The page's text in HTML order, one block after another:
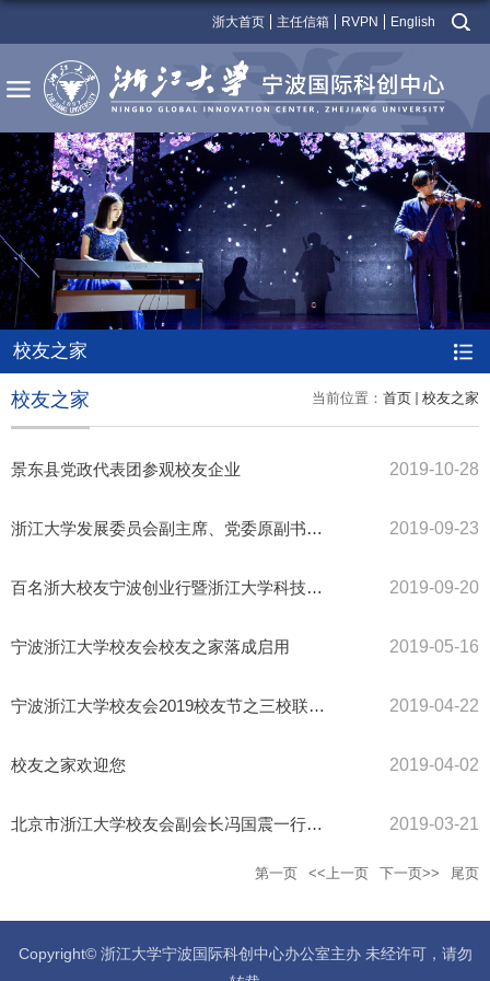
浙大首页 主任信箱 RVPN English
校友之家
当前位置： 首页 校友之家
校友之家
景东县党政代表团参观校友企业 2019-10-28
浙江大学发展委员会副主席、党委原副书记王玉芝一行出席“2019浙... 2019-09-23
百名浙大校友宁波创业行暨浙江大学科技成果转化对接会在鄞州成功... 2019-09-20
宁波浙江大学校友会校友之家落成启用 2019-05-16
宁波浙江大学校友会2019校友节之三校联谊会 2019-04-22
校友之家欢迎您 2019-04-02
北京市浙江大学校友会副会长冯国震一行来访宁波浙江大学校友会 2019-03-21
第一页 <<上一页 下一页>> 尾页
Copyright© 浙江大学宁波国际科创中心办公室主办 未经许可，请勿